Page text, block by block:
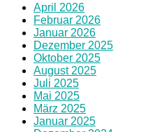
April 2026
Februar 2026
Januar 2026
Dezember 2025
Oktober 2025
August 2025
Juli 2025
Mai 2025
März 2025
Januar 2025